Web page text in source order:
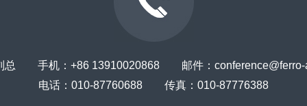
总 手机：+86 13910020868 邮件：conference@ferro-
电话：010-87760688 传真：010-87776388